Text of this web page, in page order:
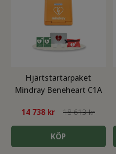
Hjärtstartarpaket
Mindray Beneheart C1A
14 738 kr 18 613 kr
KÖP